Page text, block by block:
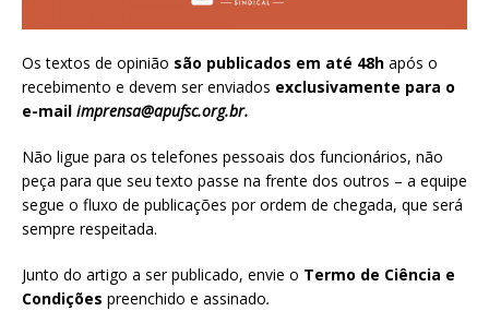
Os textos de opinião são publicados em até 48h após o
recebimento e devem ser enviados exclusivamente para o
e-mail imprensa@apufsc.org.br.
Não ligue para os telefones pessoais dos funcionários, não
peça para que seu texto passe na frente dos outros – a equipe
segue o fluxo de publicações por ordem de chegada, que será
sempre respeitada.
Junto do artigo a ser publicado, envie o Termo de Ciência e
Condições preenchido e assinado.